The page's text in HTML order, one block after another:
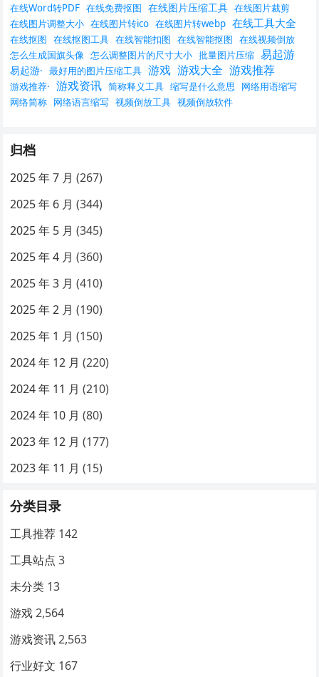
在线Word转PDF 在线免费抠图 在线图片压缩工具 在线图片裁剪
在线图片调整大小 在线图片转ico 在线图片转webp 在线工具大全
在线抠图 在线抠图工具 在线智能扣图 在线智能抠图 在线视频倒放
怎么生成国旗头像 怎么调整图片的尺寸大小 批量图片压缩 易起游
易起游· 最好用的图片压缩工具 游戏 游戏大全 游戏推荐
游戏推荐· 游戏资讯 简称释义工具 缩写是什么意思
网络用语缩写
网络简称 网络语言缩写 视频倒放工具 视频倒放软件
归档
2025 年 7 月 (267)
2025 年 6 月 (344)
2025 年 5 月 (345)
2025 年 4 月 (360)
2025 年 3 月 (410)
2025 年 2 月 (190)
2025 年 1 月 (150)
2024 年 12 月 (220)
2024 年 11 月 (210)
2024 年 10 月 (80)
2023 年 12 月 (177)
2023 年 11 月 (15)
分类目录
工具推荐 142
工具站点 3
未分类 13
游戏 2,564
游戏资讯 2,563
行业好文 167